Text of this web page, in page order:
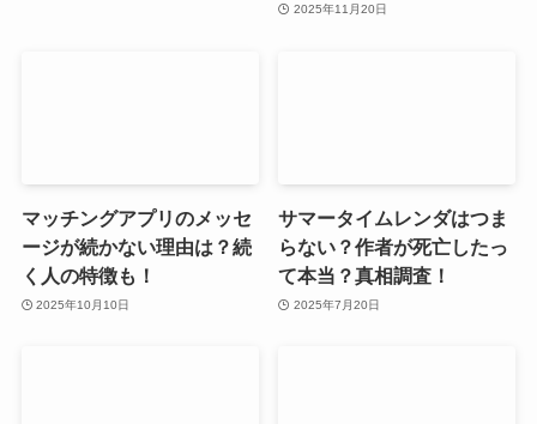
2025年11月20日
マッチングアプリのメッセ
ージが続かない理由は？続
く人の特徴も！
2025年10月10日
サマータイムレンダはつま
らない？作者が死亡したっ
て本当？真相調査！
2025年7月20日